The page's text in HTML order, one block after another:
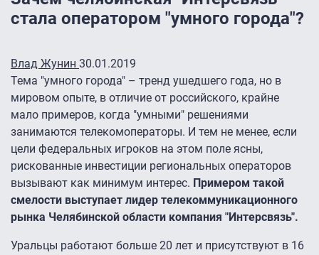
стала оператором "умного города"?
Влад Жунин 30.01.2019
Тема "умного города" – тренд ушедшего года, но в
мировом опыте, в отличие от российского, крайне
мало примеров, когда "умными" решениями
занимаются телекомоператоры. И тем не менее, если
цели федеральных игроков на этом поле ясны,
рискованные инвестиции региональных операторов
вызывают как минимум интерес. Примером такой
смелости выступает лидер телекоммуникационного
рынка Челябинской области компания "Интерсвязь".
Уральцы работают больше 20 лет и присутствуют в 16